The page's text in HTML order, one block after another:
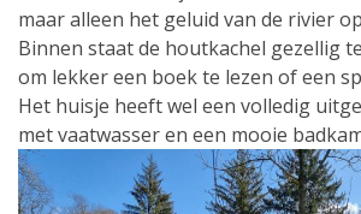
maar alleen het geluid van de rivier
Binnen staat de houtkachel gezellig
om lekker een boek te lezen of een
Het huisje heeft wel een volledig
met vaatwasser en een mooie